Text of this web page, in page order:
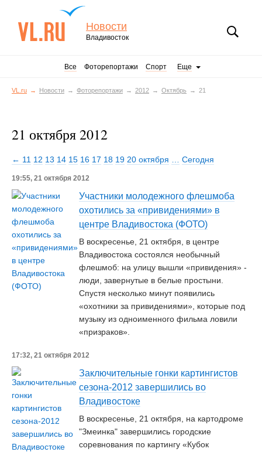
Новости
Владивосток
Все Фоторепортажи Спорт Еще
VL.ru Новости Фоторепортажи 2012 Октябрь 21
21 октября 2012
← 11 12 13 14 15 16 17 18 19 20 октября Сегодня
19:55, 21 октября 2012
Участники молодежного флешмоба
охотились за «привидениями» в
центре Владивостока (ФОТО)
В воскресенье, 21 октября, в центре
Владивостока состоялся необычный
флешмоб: на улицу вышли «привидения» -
люди, завернутые в белые простыни.
Спустя несколько минут появились
«охотники за привидениями», которые под
музыку из одноименного фильма ловили
«призраков».
17:32, 21 октября 2012
Заключительные гонки картингистов
сезона-2012 завершились во
Владивостоке
В воскресенье, 21 октября, на картодроме
"Змеинка" завершились городские
соревнования по картингу «Кубок